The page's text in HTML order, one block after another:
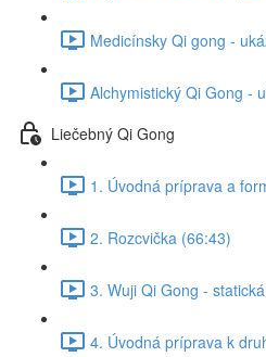
Medicínsky Qi gong -
Alchymistický Qi Gong -
Liečebný Qi Gong
1. Úvodná príprava a
2. Rozcvička (66:43)
3. Wuji Qi Gong -
4. Úvodná príprava k